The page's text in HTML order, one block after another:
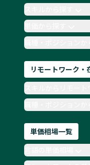
単価から探す
職種・ポジションか
リモートワーク
職種・ポジションか
単価相場一覧